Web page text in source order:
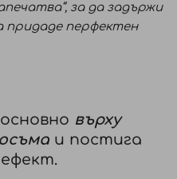
за да задържи
придаде перфектен
върху
и постига